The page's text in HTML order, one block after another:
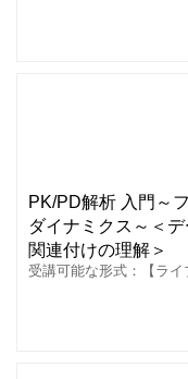
PK/PD解析 入門～
ダイナミクス～＜
関連付けの理解＞
受講可能な形式：【ライ